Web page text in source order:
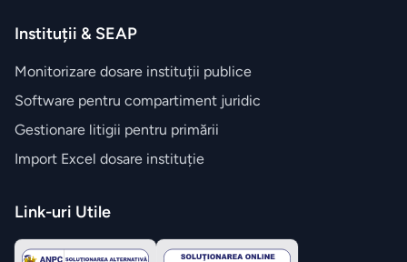
Instituții & SEAP
Monitorizare dosare instituții publice
Software pentru compartiment juridic
Gestionare litigii pentru primării
Import Excel dosare instituție
Link-uri Utile